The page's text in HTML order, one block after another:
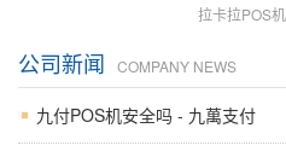
拉卡拉POS
公司新闻 COMPANY NEWS
九付POS机安全吗 - 九萬支付